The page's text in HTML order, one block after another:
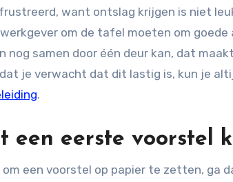
want ontslag krijgen is niet
om de tafel moeten om
nog samen door één deur kan, dat
je verwacht dat dit lastig is, kun je
.
een eerste voorstel
een voorstel op papier te zetten, ga